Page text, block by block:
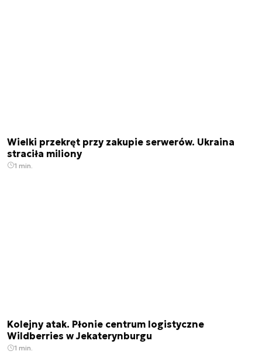
Wielki przekręt przy zakupie serwerów. Ukraina
straciła miliony
1 min.
Kolejny atak. Płonie centrum logistyczne
Wildberries w Jekaterynburgu
1 min.